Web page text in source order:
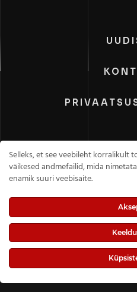
Raja KT OÜ, Kõik
Selleks, et see veebileht korralikult
väikesed andmefailid, mida
enamik suuri veebisaite.